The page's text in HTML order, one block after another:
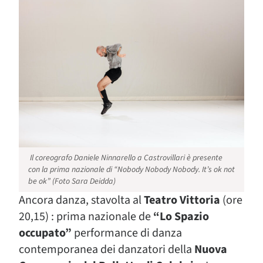
Il coreografo Daniele Ninnarello a Castrovillari è presente
con la prima nazionale di “Nobody Nobody Nobody. It’s ok not
be ok” (Foto Sara Deidda)
Ancora danza, stavolta alTeatro Vittoria (ore
20,15) : prima nazionale de“Lo Spazio
occupato” performance di danza
contemporanea dei danzatori della Nuova